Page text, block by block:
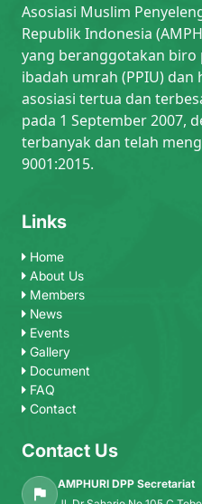
Asosiasi Muslim
Republik Indonesia
yang beranggotakan biro
ibadah umrah (PPIU) dan
asosiasi tertua dan
pada 1 September 2007,
terbanyak dan telah
9001:2015.
Links
Home
About Us
Members
News
Events
Gallery
Document
FAQ
Contact
Contact Us
AMPHURI DPP Secretariat